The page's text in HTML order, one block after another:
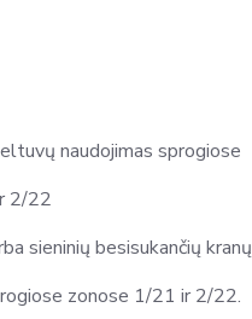
naudojimas sprogiose
2/22
sieninių besisukančių kranų
zonose 1/21 ir 2/22.